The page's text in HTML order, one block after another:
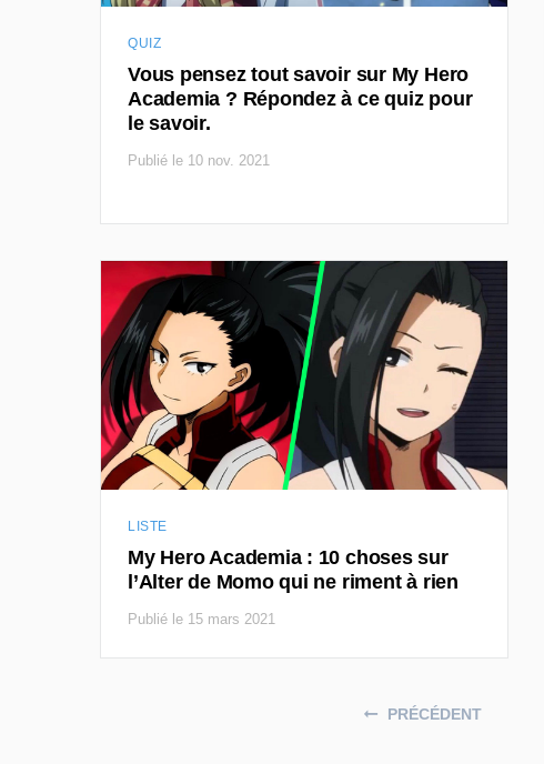
QUIZ
Vous pensez tout savoir sur My Hero
Academia ? Répondez à ce quiz pour
le savoir.
Publié le 10 nov. 2021
LISTE
My Hero Academia : 10 choses sur
l’Alter de Momo qui ne riment à rien
Publié le 15 mars 2021
PRÉCÉDENT